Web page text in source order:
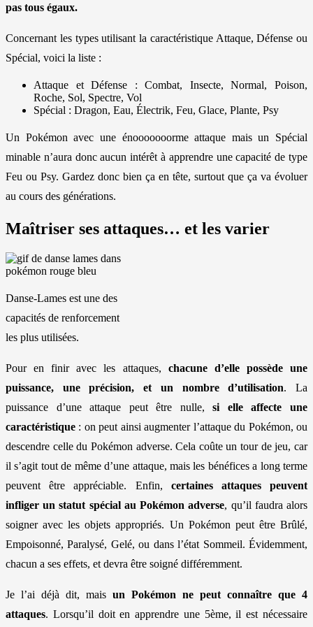
pas tous égaux.
Concernant les types utilisant la caractéristique Attaque, Défense ou
Spécial, voici la liste :
Attaque et Défense : Combat, Insecte, Normal, Poison,
Roche, Sol, Spectre, Vol
Spécial : Dragon, Eau, Électrik, Feu, Glace, Plante, Psy
Un Pokémon avec une énooooooorme attaque mais un Spécial
minable n’aura donc aucun intérêt à apprendre une capacité de type
Feu ou Psy. Gardez donc bien ça en tête, surtout que ça va évoluer
au cours des générations.
Maîtriser ses attaques… et les varier
Danse-Lames est une des
capacités de renforcement
les plus utilisées.
Pour en finir avec les attaques, chacune d’elle possède une
puissance, une précision, et un nombre d’utilisation. La
puissance d’une attaque peut être nulle,si elle affecte une
caractéristique : on peut ainsi augmenter l’attaque du Pokémon, ou
descendre celle du Pokémon adverse. Cela coûte un tour de jeu, car
il s’agit tout de même d’une attaque, mais les bénéfices a long terme
peuvent être appréciable. Enfin, certaines attaques peuvent
infliger un statut spécial au Pokémon adverse, qu’il faudra alors
soigner avec les objets appropriés. Un Pokémon peut être Brûlé,
Empoisonné, Paralysé, Gelé, ou dans l’état Sommeil. Évidemment,
chacun a ses effets, et devra être soigné différemment.
Je l’ai déjà dit, mais un Pokémon ne peut connaître que 4
attaques. Lorsqu’il doit en apprendre une 5ème, il est nécessaire